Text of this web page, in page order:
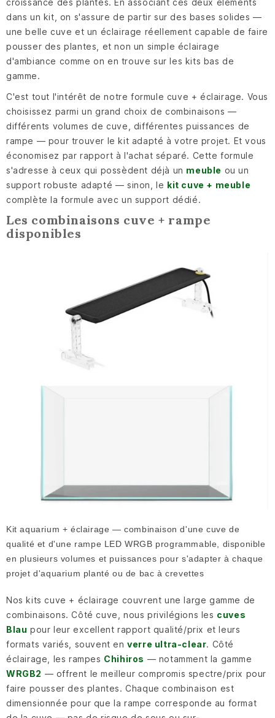
dans un kit, on s'assure de partir sur des bases solides —
une belle cuve et un éclairage réellement capable de faire
pousser des plantes, et non un simple éclairage
d'ambiance comme on en trouve sur les kits bas de
gamme.
C'est tout l'intérêt de notre formule cuve + éclairage. Vous
choisissez parmi un grand choix de combinaisons —
différents volumes de cuve, différentes puissances de
rampe — pour trouver le kit adapté à votre projet. Et vous
économisez par rapport à l'achat séparé. Cette formule
s'adresse à ceux qui possèdent déjà un meuble ou un
support robuste adapté — sinon, le kit cuve + meuble
complète la formule avec un support dédié.
Les combinaisons cuve + rampe
disponibles
Kit aquarium + éclairage — combinaison d'une cuve de
qualité et d'une rampe LED WRGB programmable, disponible
en plusieurs volumes et puissances pour s'adapter à chaque
projet d'aquarium planté ou de bac à crevettes
Nos kits cuve + éclairage couvrent une large gamme de
combinaisons. Côté cuve, nous privilégions les cuves
Blau pour leur excellent rapport qualité/prix et leurs
formats variés, souvent enverre ultra-clear. Côté
éclairage, les rampes Chihiros — notamment la gamme
WRGB2 — offrent le meilleur compromis spectre/prix pour
faire pousser des plantes. Chaque combinaison est
dimensionnée pour que la rampe corresponde au format